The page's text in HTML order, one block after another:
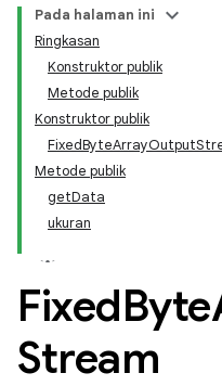
Pada halaman ini
Ringkasan
Konstruktor publik
Metode publik
Konstruktor publik
Metode publik
getData
ukuran
FixedByte
Stream